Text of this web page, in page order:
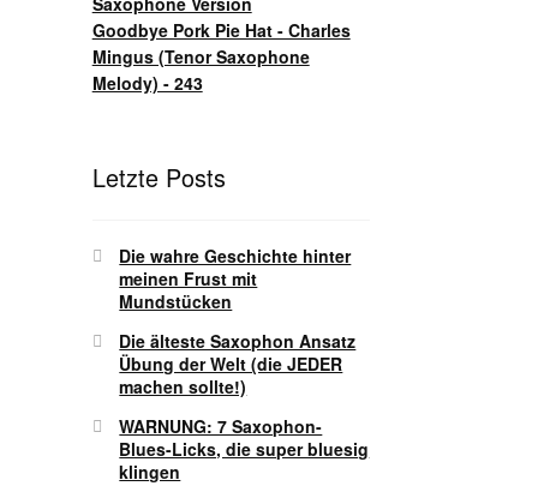
Goodbye Pork Pie Hat - Charles
Mingus (Tenor Saxophone
Melody) - 243
Letzte Posts
Die wahre Geschichte hinter
meinen Frust mit
Mundstücken
Die älteste Saxophon Ansatz
Übung der Welt (die JEDER
machen sollte!)
WARNUNG: 7 Saxophon-
Blues-Licks, die super bluesig
klingen